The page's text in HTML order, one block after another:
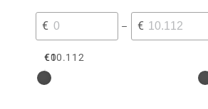
€ – €
€0
€10.112